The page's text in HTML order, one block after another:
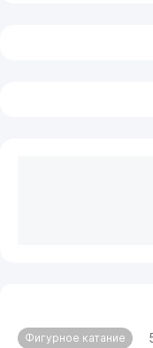
Фигурное катание